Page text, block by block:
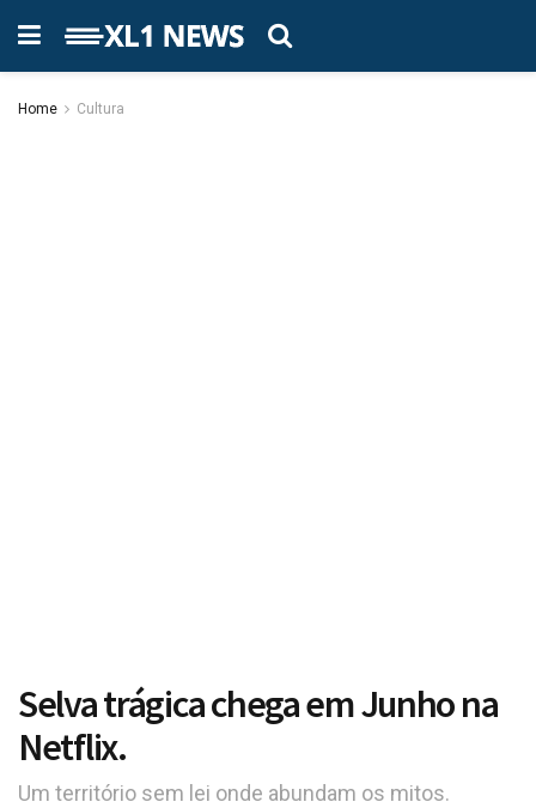
Home Cultura
Selva trágica chega em Junho na
Netflix.
Um território sem lei onde abundam os mitos.